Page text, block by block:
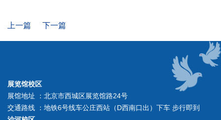
上一篇 下一篇
展览馆校区
展馆地址 ：北京市西城区展览馆路24号
交通路线 ：地铁6号线车公庄西站（D西南口出）下车 步行即到